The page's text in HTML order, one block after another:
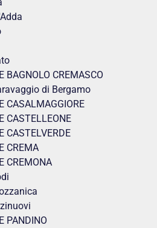
BAGNOLO CREMASCO
di Bergamo
CASALMAGGIORE
CASTELLEONE
CASTELVERDE
CREMA
CREMONA
PANDINO